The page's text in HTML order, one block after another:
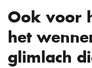
Ook voor
het
glimlach